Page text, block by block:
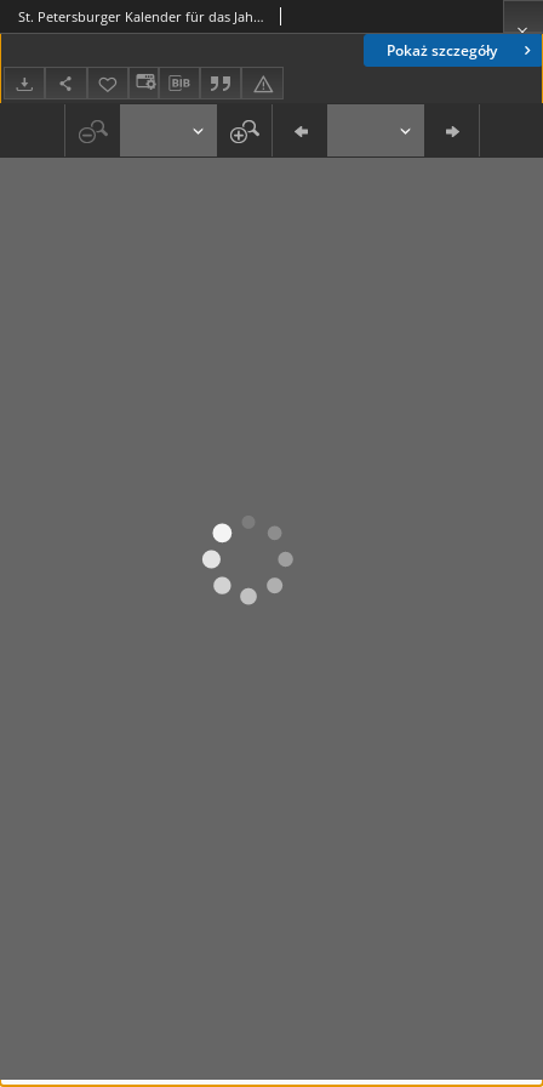
Pokaż szczegóły
St. Petersburger Kalender für das Jahr 1869